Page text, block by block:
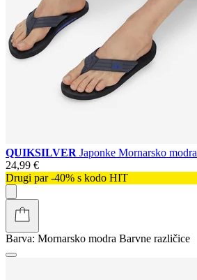
QUIKSILVER Japonke Mornarsko modra
24,99 €
Drugi par -40% s kodo HIT
Barva: Mornarsko modra Barvne različice